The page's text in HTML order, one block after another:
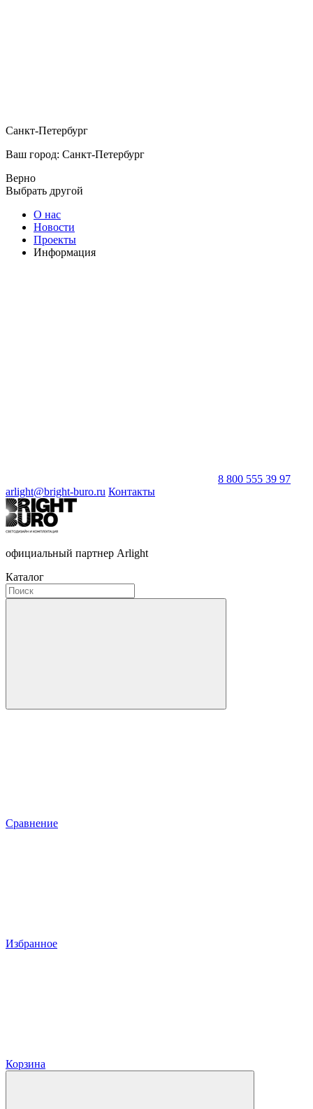
Санкт-Петербург
Ваш город: Санкт-Петербург
Верно
Выбрать другой
О нас
Новости
Проекты
Информация
8 800 555 39 97
arlight@bright-buro.ru Контакты
официальный партнер Arlight
Каталог
Сравнение
Избранное
Корзина